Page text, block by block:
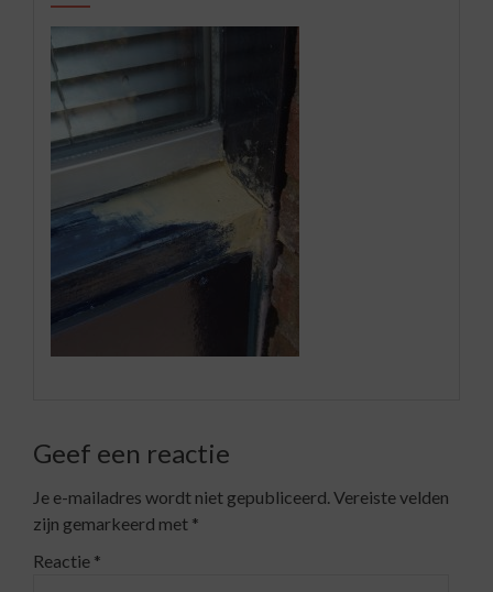
Geef een reactie
Je e-mailadres wordt niet gepubliceerd.Vereiste velden
zijn gemarkeerd met *
Reactie *